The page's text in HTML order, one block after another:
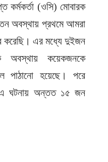
কর্মকর্তা (ওসি) মোবারক
অবস্থায় প্রথমে আমরা
করেছি। এর মধ্যে দুইজন
অবস্থায় কয়েকজনকে
পাঠানো হয়েছে। পরে
ঘটনায় অন্তত ১৫ জন